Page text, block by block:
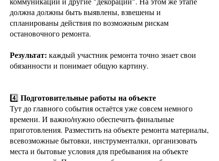
должна должны быть выявлены, взвешены и
спланированы действия по возможным рискам
остановочного ремонта.
Результат: каждый участник ремонта точно знает свои
обязанности и понимает общую картину.
4️⃣ Подготовительные работы на объекте
Тут до главного события остаётся уже совсем немного
времени. И важно/нужно обеспечить финальные
приготовления. Разместить на объекте ремонта материалы,
всевозможные бытовки, инструменталки, организовать
места и бытовые условия для пребывания на объекте